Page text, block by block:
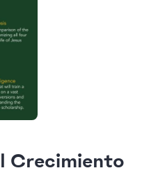
Crecimiento